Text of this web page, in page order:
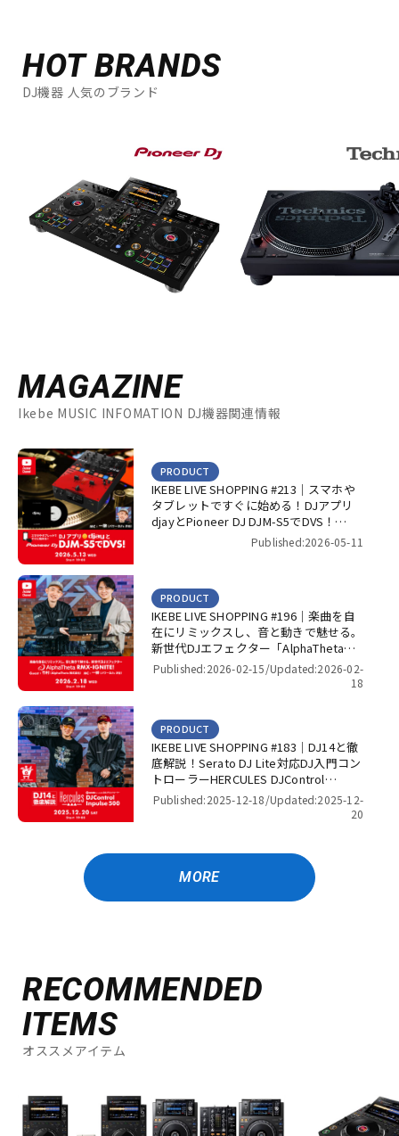
HOT BRANDS
DJ機器 人気のブランド
MAGAZINE
Ikebe MUSIC INFOMATION DJ機器関連情報
IKEBE LIVE SHOPPING #213｜スマホや
タブレットですぐに始める！DJアプリ
djayとPioneer DJ DJM-S5でDVS！
【presented by パワーDJ’s 渋谷】
PRODUCT
Published:2026-05-11
IKEBE LIVE SHOPPING #196｜楽曲を自
在にリミックスし、音と動きで魅せる。
新世代DJエフェクター「AlphaTheta
RMX-IGNITE」！【presented by パワー
PRODUCT
Published:2026-02-15/Updated:2026-02-
18
IKEBE LIVE SHOPPING #183｜DJ14と徹
底解説！Serato DJ Lite対応DJ入門コン
トローラーHERCULES DJControl
Inpulse 500！【presented by パワー
PRODUCT
Published:2025-12-18/Updated:2025-12-
20
MORE
RECOMMENDED
ITEMS
オススメアイテム